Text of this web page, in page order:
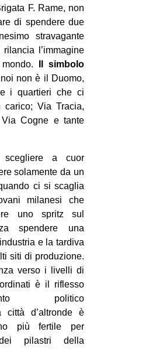
F. Rame, non
di spendere due
stravagante
l’immagine
Il simbolo
non è il Duomo,
i quartieri che ci
Via Tracia,
Cogne e tante
a cuor
solamente da un
ci si scaglia
milanesi che
uno spritz sul
spendere una
e la tardiva
siti di produzione.
verso i livelli di
è il riflesso
politico
città d’altronde è
più fertile per
dei pilastri della